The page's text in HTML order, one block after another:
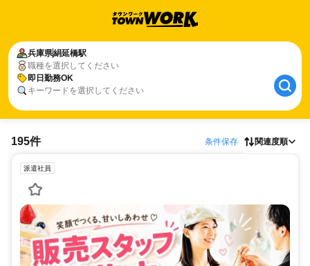
兵庫県絹延橋駅
職種を選択してください
即日勤務OK
キーワードを選択してください
195件 条件保存 関連度順
派遣社員